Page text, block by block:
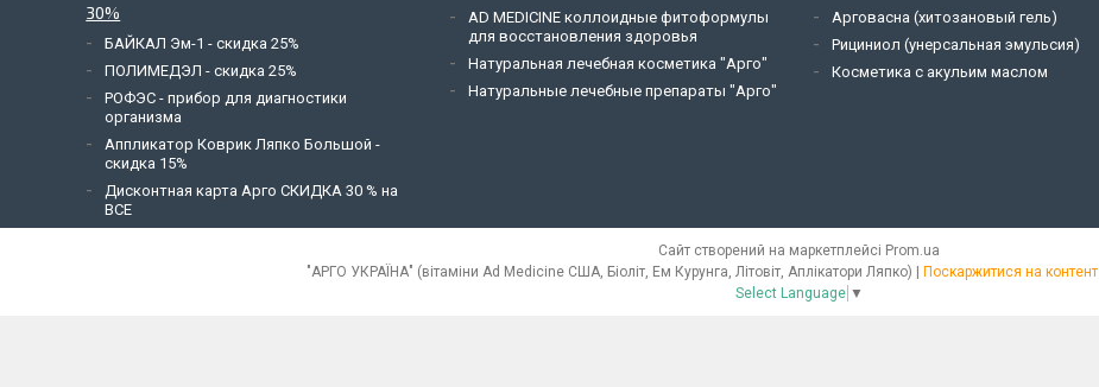
30%
БАЙКАЛ Эм-1 - скидка 25%
ПОЛИМЕДЭЛ - скидка 25%
РОФЭС - прибор для диагностики
организма
Аппликатор Коврик Ляпко Большой -
скидка 15%
Дисконтная карта Арго СКИДКА 30 % на
ВСЕ
AD MEDICINE коллоидные фитоформулы
для восстановления здоровья
Натуральная лечебная косметика "Арго"
Натуральные лечебные препараты "Арго"
Арговасна (хитозановый гель)
Рициниол (унерсальная эмульсия)
Косметика с акульим маслом
Сайт створений на маркетплейсі Prom.ua
"АРГО УКРАЇНА" (вітаміни Ad Medicine США, Біоліт, Ем Курунга, Літовіт, Аплікатори Ляпко) | Поскаржитися на контент
Select Language ▼